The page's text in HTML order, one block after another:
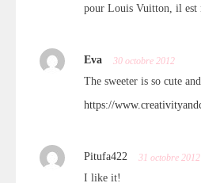
pour Louis Vuitton, il est
Eva 30 octobre 2012
The sweeter is so cute
https://
Pitufa422 31 octobre 2012
I like it!